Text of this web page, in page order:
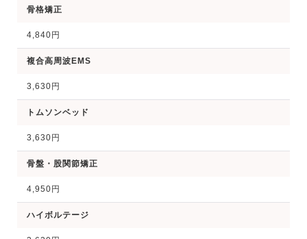
骨格矯正
4,840円
複合高周波EMS
3,630円
トムソンベッド
3,630円
骨盤・股関節矯正
4,950円
ハイボルテージ